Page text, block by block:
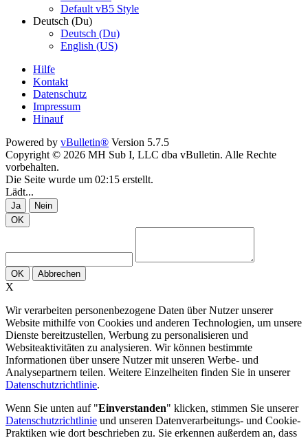
Default vB5 Style
Deutsch (Du)
Deutsch (Du)
English (US)
Hilfe
Kontakt
Datenschutz
Impressum
Hinauf
Powered by vBulletin® Version 5.7.5
Copyright © 2026 MH Sub I, LLC dba vBulletin. Alle Rechte
vorbehalten.
Die Seite wurde um 02:15 erstellt.
Lädt...
Ja
Nein
OK
OK Abbrechen
X
Wir verarbeiten personenbezogene Daten über Nutzer unserer
Website mithilfe von Cookies und anderen Technologien, um unsere
Dienste bereitzustellen, Werbung zu personalisieren und
Websiteaktivitäten zu analysieren. Wir können bestimmte
Informationen über unsere Nutzer mit unseren Werbe- und
Analysepartnern teilen. Weitere Einzelheiten finden Sie in unserer
Datenschutzrichtlinie.
Wenn Sie unten auf "Einverstanden" klicken, stimmen Sie unserer
Datenschutzrichtlinie und unseren Datenverarbeitungs- und Cookie-
Praktiken wie dort beschrieben zu. Sie erkennen außerdem an, dass